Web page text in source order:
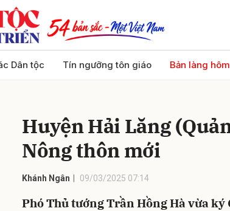
Dân tộc Tín ngưỡng tôn giáo Bản làng
Huyện Hải Lăng
Nông thôn mới
Khánh Ngân 09/03/2025 07:14
Phó Thủ tướng Trần Hồng Hà vừa
Gửi bình luận